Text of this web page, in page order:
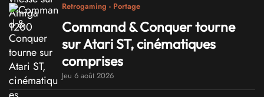
Retrogaming - Portage
Command & Conquer tourne
sur Atari ST, cinématiques
comprises
Jeu 6 août 2026